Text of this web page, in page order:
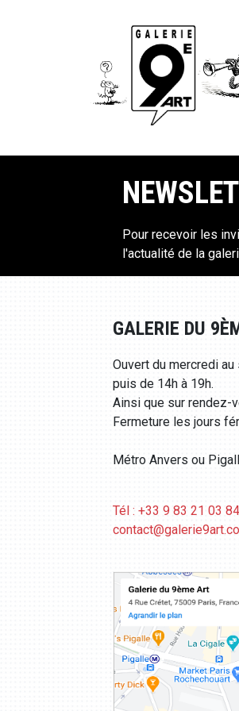
Pour recevoir les
l'actualité de la
GALERIE DU
Ouvert du mercredi
puis de 14h à 19h.
Ainsi que sur rendez-
Fermeture les jours
Métro Anvers ou
Tél : +33 9 83 21 03 84